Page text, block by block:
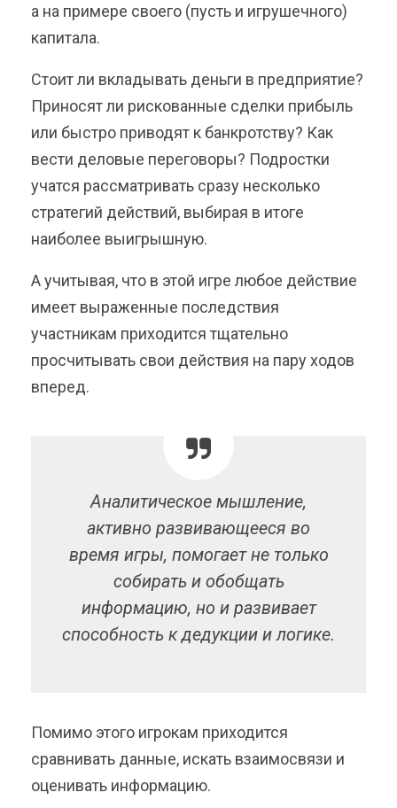
а на примере своего (пусть и игрушечного)
капитала.
Стоит ли вкладывать деньги в предприятие?
Приносят ли рискованные сделки прибыль
или быстро приводят к банкротству? Как
вести деловые переговоры? Подростки
учатся рассматривать сразу несколько
стратегий действий, выбирая в итоге
наиболее выигрышную.
А учитывая, что в этой игре любое действие
имеет выраженные последствия
участникам приходится тщательно
просчитывать свои действия на пару ходов
вперед.
Аналитическое мышление,
активно развивающееся во
время игры, помогает не только
собирать и обобщать
информацию, но и развивает
способность к дедукции и логике.
Помимо этого игрокам приходится
сравнивать данные, искать взаимосвязи и
оценивать информацию.